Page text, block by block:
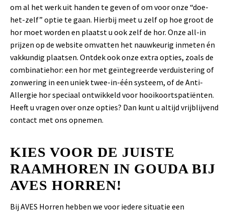
om al het werk uit handen te geven of om voor onze “doe-
het-zelf” optie te gaan. Hierbij meet u zelf op hoe groot de
hor moet worden en plaatst u ook zelf de hor. Onze all-in
prijzen op de website omvatten het nauwkeurig inmeten én
vakkundig plaatsen. Ontdek ook onze extra opties, zoals de
combinatiehor: een hor met geïntegreerde verduistering of
zonwering in een uniek twee-in-één systeem, of de Anti-
Allergie hor speciaal ontwikkeld voor hooikoortspatiënten.
Heeft u vragen over onze opties? Dan kunt u altijd vrijblijvend
contact met ons opnemen.
KIES VOOR DE JUISTE
RAAMHOREN IN GOUDA BIJ
AVES HORREN!
Bij AVES Horren hebben we voor iedere situatie een